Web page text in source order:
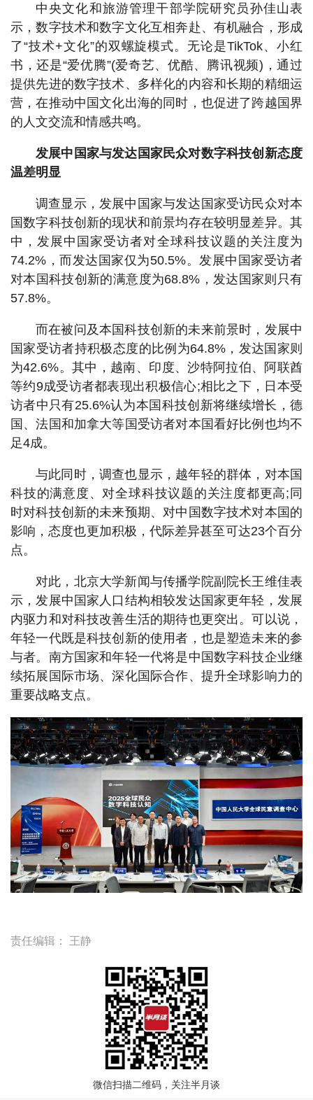
中央文化和旅游管理干部学院研究员孙佳山表
示，数字技术和数字文化互相奔赴、有机融合，形成
了“技术+文化”的双螺旋模式。无论是TikTok、小红
书，还是“爱优腾”(爱奇艺、优酷、腾讯视频)，通过
提供先进的数字技术、多样化的内容和长期的精细运
营，在推动中国文化出海的同时，也促进了跨越国界
的人文交流和情感共鸣。
发展中国家与发达国家民众对数字科技创新态度
温差明显
调查显示，发展中国家与发达国家受访民众对本
国数字科技创新的现状和前景均存在较明显差异。其
中，发展中国家受访者对全球科技议题的关注度为
74.2%，而发达国家仅为50.5%。发展中国家受访者
对本国科技创新的满意度为68.8%，发达国家则只有
57.8%。
而在被问及本国科技创新的未来前景时，发展中
国家受访者持积极态度的比例为64.8%，发达国家则
为42.6%。其中，越南、印度、沙特阿拉伯、阿联酋
等约9成受访者都表现出积极信心;相比之下，日本受
访者中只有25.6%认为本国科技创新将继续增长，德
国、法国和加拿大等国受访者对本国看好比例也均不
足4成。
与此同时，调查也显示，越年轻的群体，对本国
科技的满意度、对全球科技议题的关注度都更高;同
时对科技创新的未来预期、对中国数字技术对本国的
影响，态度也更加积极，代际差异甚至可达23个百分
点。
对此，北京大学新闻与传播学院副院长王维佳表
示，发展中国家人口结构相较发达国家更年轻，发展
内驱力和对科技改善生活的期待也更突出。可以说，
年轻一代既是科技创新的使用者，也是塑造未来的参
与者。南方国家和年轻一代将是中国数字科技企业继
续拓展国际市场、深化国际合作、提升全球影响力的
重要战略支点。
责任编辑： 王静
微信扫描二维码，关注半月谈